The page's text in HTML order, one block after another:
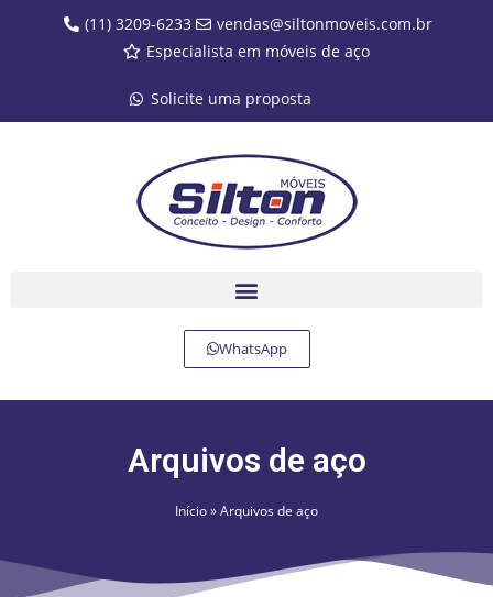
(11) 3209-6233
vendas@siltonmoveis.com.br
Especialista em móveis de aço
Solicite uma proposta
WhatsApp
Arquivos de aço
Início»Arquivos de aço